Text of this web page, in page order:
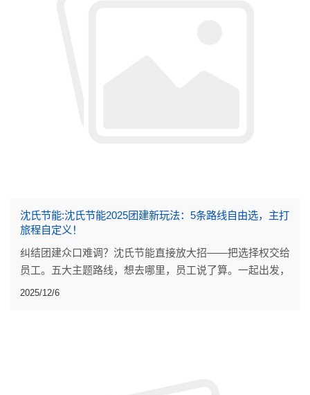
沈氏节能:沈氏节能2025团建新玩法：5条路线自由选，主打
旅程自定义！
纠结团建众口难调？沈氏节能直接放大招——把选择权交给
员工。五大主题路线，想去哪里，员工说了算。一起出发，
奔赴向往的风景。
2025/12/6